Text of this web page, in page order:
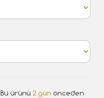
Bu ürünü 2 gün önceden